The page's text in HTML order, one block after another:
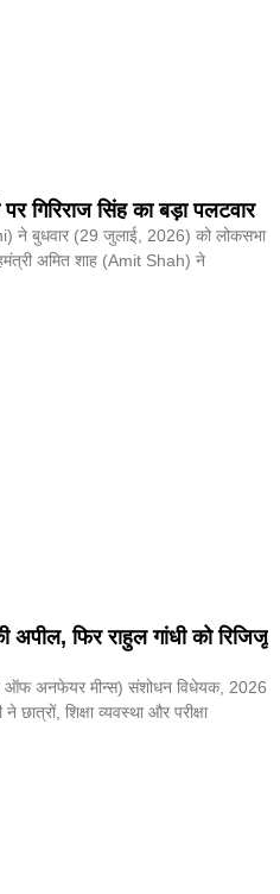
गिरिराज सिंह का बड़ा पलटवार
ने बुधवार (29 जुलाई, 2026) को लोकसभा
अमित शाह (Amit Shah) ने
फिर राहुल गांधी को रिजिजू
ऑफ अनफेयर मीन्स) संशोधन विधेयक, 2026
छात्रों, शिक्षा व्यवस्था और परीक्षा